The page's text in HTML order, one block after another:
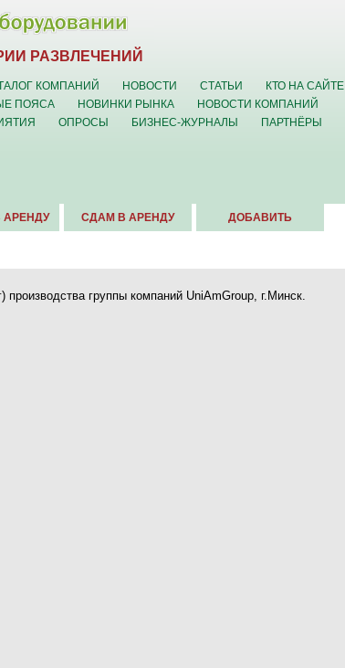
РАЗВЛЕЧЕНИЙ
КОМПАНИЙ НОВОСТИ СТАТЬИ
КТО НА САЙТЕ
ПОЯСА НОВИНКИ РЫНКА
НОВОСТИ КОМПАНИЙ
ОПРОСЫ БИЗНЕС-ЖУРНАЛЫ
ПАРТНЁРЫ
АРЕНДУ СДАМ В АРЕНДУ ДОБАВИТЬ
группы компаний UniAmGroup, г.Минск.